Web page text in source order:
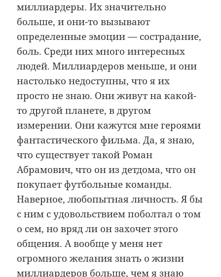
миллиардеры. Их значительно
больше, и они-то вызывают
определенные эмоции — сострадание,
боль. Среди них много интересных
людей. Миллиардеров меньше, и они
настолько недоступны, что я их
просто не знаю. Они живут на какой-
то другой планете, в другом
измерении. Они кажутся мне героями
фантастического фильма. Да, я знаю,
что существует такой Роман
Абрамович, что он из детдома, что он
покупает футбольные команды.
Наверное, любопытная личность. Я бы
с ним с удовольствием поболтал о том
о сем, но вряд ли он захочет этого
общения. А вообще у меня нет
огромного желания знать о жизни
миллиардеров больше, чем я знаю